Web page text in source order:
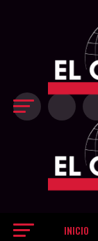
INICIO
EL CIBAO